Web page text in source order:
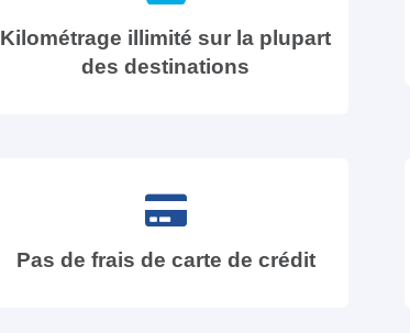
Kilométrage illimité sur la plupart
des destinations
Pas de frais de carte de crédit